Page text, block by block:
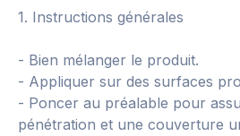
1. Instructions générales
- Bien mélanger le produit.
- Appliquer sur des surfaces
- Poncer au préalable pour
pénétration et une couverture